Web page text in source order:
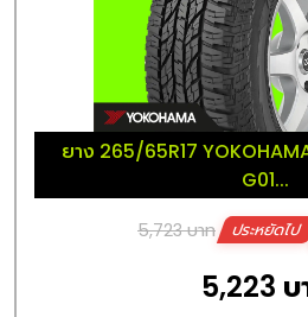
ยาง 265/65R17
G01...
5,723 บาท ประหยัดไป
5,223 บ